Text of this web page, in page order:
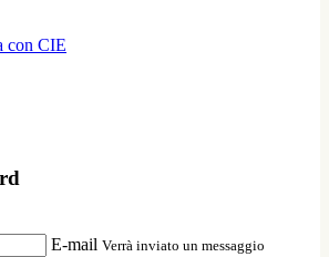
con CIE
E-mail Verrà inviato un messaggio